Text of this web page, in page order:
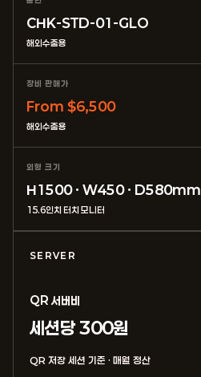
CHK-STD-01-GLO
해외수출용
장비 판매가
From $6,500
해외수출용
외형 크기
H1500 · W450 · D580mm
15.6인치 터치 모니터
SERVER
QR 서버비
세션당 300원
QR 저장 세션 기준 · 매월 정산